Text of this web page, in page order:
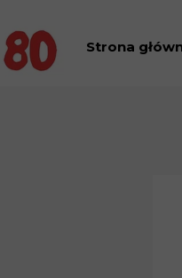
Strona